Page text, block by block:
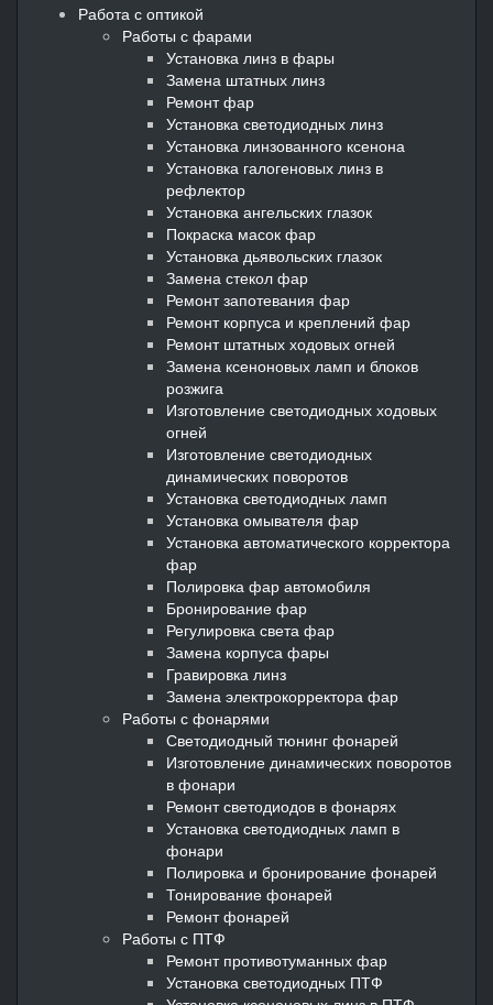
Работа с оптикой
Работы с фарами
Установка линз в фары
Замена штатных линз
Ремонт фар
Установка светодиодных линз
Установка линзованного ксенона
Установка галогеновых линз в
рефлектор
Установка ангельских глазок
Покраска масок фар
Установка дьявольских глазок
Замена стекол фар
Ремонт запотевания фар
Ремонт корпуса и креплений фар
Ремонт штатных ходовых огней
Замена ксеноновых ламп и блоков
розжига
Изготовление светодиодных ходовых
огней
Изготовление светодиодных
динамических поворотов
Установка светодиодных ламп
Установка омывателя фар
Установка автоматического корректора
фар
Полировка фар автомобиля
Бронирование фар
Регулировка света фар
Замена корпуса фары
Гравировка линз
Замена электрокорректора фар
Работы с фонарями
Светодиодный тюнинг фонарей
Изготовление динамических поворотов
в фонари
Ремонт светодиодов в фонарях
Установка светодиодных ламп в
фонари
Полировка и бронирование фонарей
Тонирование фонарей
Ремонт фонарей
Работы с ПТФ
Ремонт противотуманных фар
Установка светодиодных ПТФ